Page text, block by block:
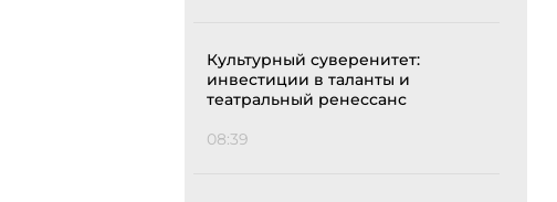
Культурный суверенитет:
инвестиции в таланты и
театральный ренессанс
08:39